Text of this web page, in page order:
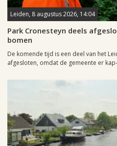
Leiden, 8 augustus 2026, 14:04
Park Cronesteyn deels
bomen
De komende tijd is een deel van het
afgesloten, omdat de gemeente er